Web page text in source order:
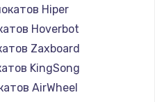
Hiper
Hoverbot
Zaxboard
KingSong
AirWheel